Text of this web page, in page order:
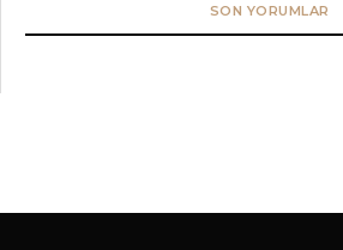
SON YORUMLAR